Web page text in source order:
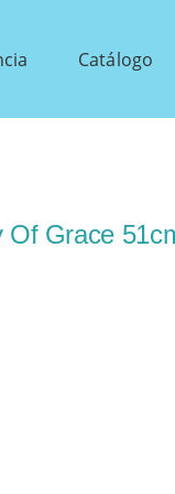
Catálogo
Grace